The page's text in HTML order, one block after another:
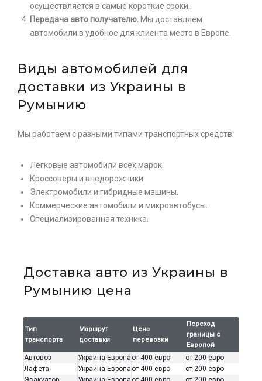
осуществляется в самые короткие сроки.
Передача авто получателю. Мы доставляем
автомобили в удобное для клиента место в Европе.
Виды автомобилей для
доставки из Украины в
Румынию
Мы работаем с разными типами транспортных средств:
Легковые автомобили всех марок.
Кроссоверы и внедорожники.
Электромобили и гибридные машины.
Коммерческие автомобили и микроавтобусы.
Специализированная техника.
Доставка авто из Украины в
Румынию цена
Тип
транспорта
Маршрут
доставки
Цена
перевозки
Переход
границы с
Европой
Автовоз Украина-Европа от 400 евро
от 200 евро
Лафета
Украина-Европа от 400 евро
от 200 евро